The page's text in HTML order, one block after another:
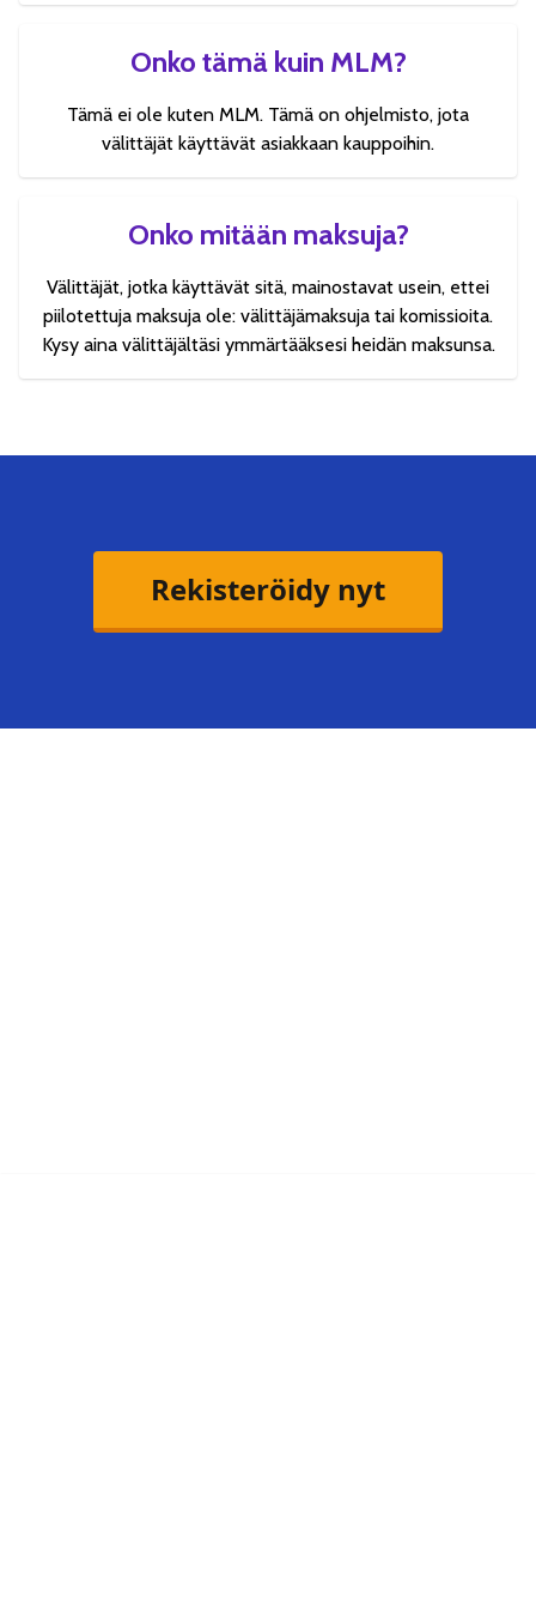
Onko tämä kuin MLM?
Tämä ei ole kuten MLM. Tämä on ohjelmisto, jota
välittäjät käyttävät asiakkaan kauppoihin.
Onko mitään maksuja?
Välittäjät, jotka käyttävät sitä, mainostavat usein, ettei
piilotettuja maksuja ole: välittäjämaksuja tai komissioita.
Kysy aina välittäjältäsi ymmärtääksesi heidän maksunsa.
Rekisteröidy nyt